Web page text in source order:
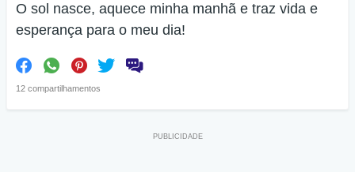
O sol nasce, aquece minha manhã e traz vida e
esperança para o meu dia!
12 compartilhamentos